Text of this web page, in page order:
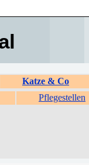
Katze & Co
Pflegestellen